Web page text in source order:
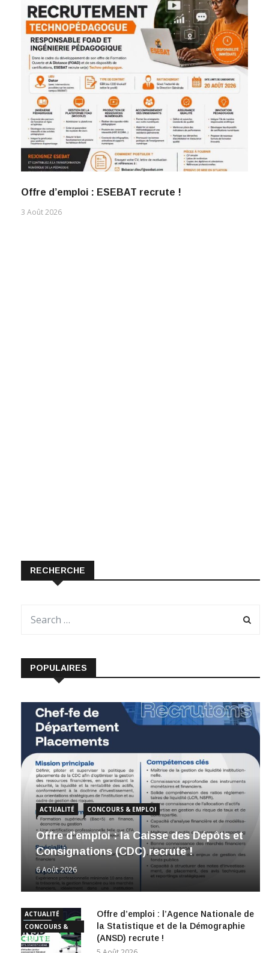
Offre d’emploi : ESEBAT recrute !
3 Août 2026
RECHERCHE
POPULAIRES
ACTUALITÉ CONCOURS & EMPLOI
Offre d’emploi : la Caisse des Dépôts et
Consignations (CDC) recrute !
6 Août 2026
ACTUALITÉ
CONCOURS &
EMPLOI
Offre d’emploi : l’Agence Nationale de
la Statistique et de la Démographie
(ANSD) recrute !